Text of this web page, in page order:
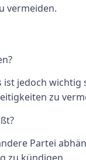
vermeiden.
jedoch
zu
Partei